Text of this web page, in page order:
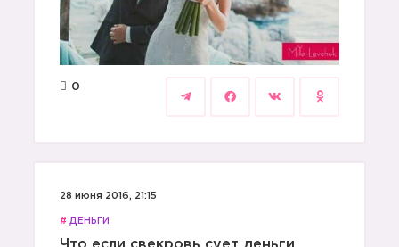
0
28 июня 2016, 21:15
# ДЕНЬГИ